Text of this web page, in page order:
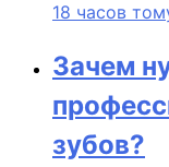
18 часов
Зачем
зубов?